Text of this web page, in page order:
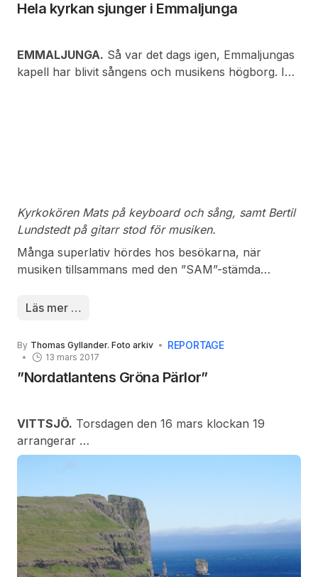
belysningsmätningsprotokoll skickas in till
godkänd för det damallsvenska fotbollsspelet.
Hela kyrkan sjunger i Emmaljunga
EMMALJUNGA. Så var det dags igen, Emmaljungas
kapell har blivit sångens och musikens högborg. I
Bill Gaither en av 1900 talets störste kristne sång
och textförfattare.
Kyrkokören Mats på keyboard och sång, samt Bertil
Lundstedt på gitarr stod för musiken.
Många superlativ hördes hos besökarna, när
musiken tillsammans med den ”SAM”-stämda
soloartister sjöng underkvällen: Carola, Sam och
med så skön musik som stöd.
Läs mer …
By Thomas Gyllander. Foto arkiv REPORTAGE
13 mars 2017
”Nordatlantens Gröna Pärlor”
VITTSJÖ. Torsdagen den 16 mars klockan 19
arrangerar
Bibliotekets vänner i Vittsjö en berättarafton med